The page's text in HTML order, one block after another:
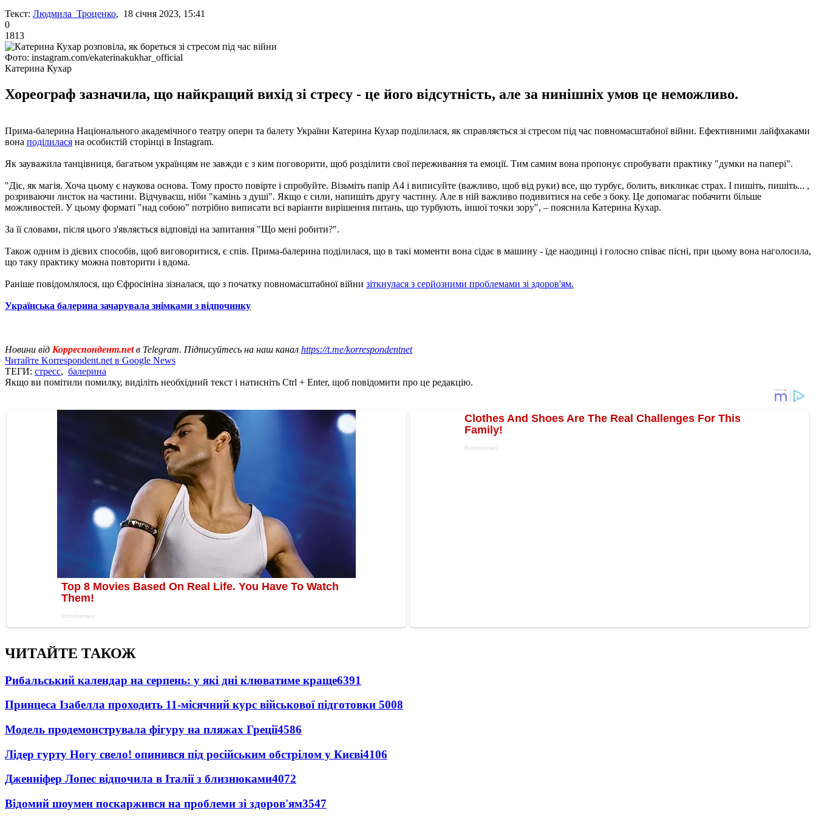
Текст: Людмила Троценко, 18 січня 2023, 15:41
0
1813
Фото: instagram.com/ekaterinakukhar_official
Катерина Кухар
Хореограф зазначила, що найкращий вихід зі стресу - це його відсутність, але за нинішніх умов це неможливо.
Прима-балерина Національного академічного театру опери та балету України Катерина Кухар поділилася, як справляється зі стресом під час повномасштабної війни. Ефективними лайфхаками
вона поділилася на особистій сторінці в Instagram.
Як зауважила танцівниця, багатьом українцям не завжди є з ким поговорити, щоб розділити свої переживання та емоції. Тим самим вона пропонує спробувати практику "думки на папері".
"Діє, як магія. Хоча цьому є наукова основа. Тому просто повірте і спробуйте. Візьміть папір А4 і виписуйте (важливо, щоб від руки) все, що турбує, болить, викликає страх. І пишіть, пишіть... ,
розриваючи листок на частини. Відчуваєш, ніби "камінь з душі". Якщо є сили, напишіть другу частину. Але в ній важливо подивитися на себе з боку. Це допомагає побачити більше
можливостей. У цьому форматі "над собою" потрібно виписати всі варіанти вирішення питань, що турбують, іншої точки зору", – пояснила Катерина Кухар.
За її словами, після цього з'являється відповіді на запитання "Що мені робити?".
Також одним із дієвих способів, щоб виговоритися, є спів. Прима-балерина поділилася, що в такі моменти вона сідає в машину - їде наодинці і голосно співає пісні, при цьому вона наголосила,
що таку практику можна повторити і вдома.
Раніше повідомлялося, що Єфросініна зізналася, що з початку повномасштабної війни зіткнулася з серйозними проблемами зі здоров'ям.
Українська балерина зачарувала знімками з відпочинку
Новини від Корреспондент.netв Telegram. Підписуйтесь на наш канал https://t.me/korrespondentnet
Читайте Korrespondent.net в Google News
ТЕГИ: стресс, балерина
Якщо ви помітили помилку, виділіть необхідний текст і натисніть Ctrl + Enter, щоб повідомити про це редакцію.
ЧИТАЙТЕ ТАКОЖ
Рибальський календар на серпень: у які дні клюватиме краще6391
Принцеса Ізабелла проходить 11-місячний курс військової підготовки 5008
Модель продемонструвала фігуру на пляжах Греції4586
Лідер гурту Ногу свело! опинився під російським обстрілом у Києві4106
Дженніфер Лопес відпочила в Італії з близнюками4072
Відомий шоумен поскаржився на проблеми зі здоров'ям3547